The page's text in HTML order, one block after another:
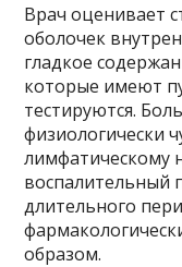
Врач оценивает
оболочек
гладкое
которые имеют
тестируются.
физиологически
лимфатическому
воспалительный
длительного
образом.